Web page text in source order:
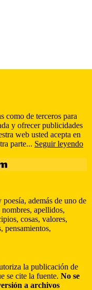
como de terceros para
y ofrecer publicidades
web usted acepta en
parte... Seguir leyendo
además de uno de
apellidos,
cosas, valores,
pensamientos,
la publicación de
se cite la fuente. No se
a archivos